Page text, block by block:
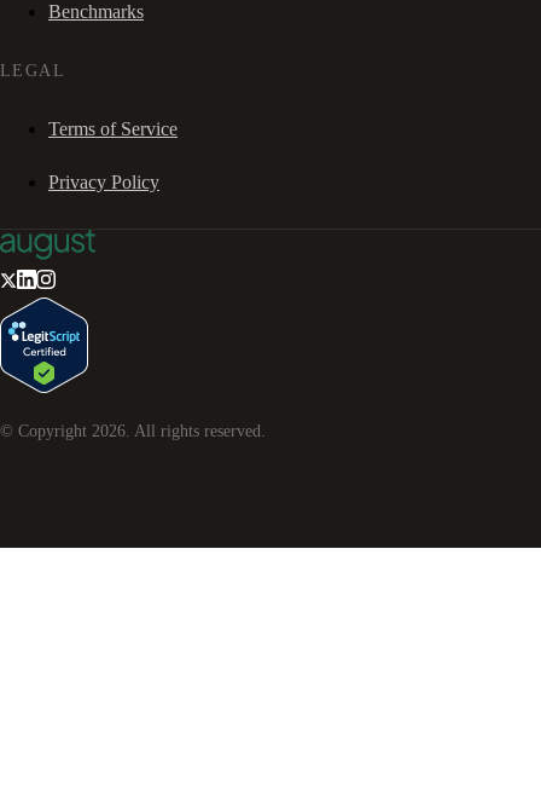
Benchmarks
LEGAL
Terms of Service
Privacy Policy
© Copyright 2026 . All rights reserved.